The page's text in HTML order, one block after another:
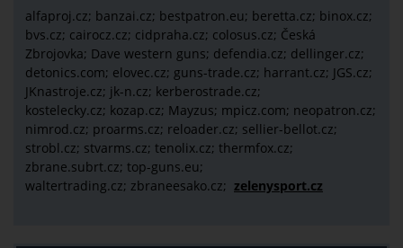
alfaproj.cz; banzai.cz; bestpatron.eu; beretta.cz; binox.cz;
bvs.cz; cairocz.cz; cidpraha.cz; colosus.cz; Česká
Zbrojovka; Dave western guns; defendia.cz; dellinger.cz;
detonics.com; elovec.cz; guns-trade.cz; harrant.cz; JGS.cz;
JKnastroje.cz; jk-n.cz; kerberostrade.cz;
kostelecky.cz; kozap.cz; Mayzus; mpicz.com; neopatron.cz;
nimrod.cz; proarms.cz; reloader.cz; sellier-bellot.cz;
strobl.cz; stvarms.cz; tenolix.cz; thermfox.cz;
zbrane.subrt.cz; top-guns.eu;
waltertrading.cz; zbraneesako.cz; zelenysport.cz